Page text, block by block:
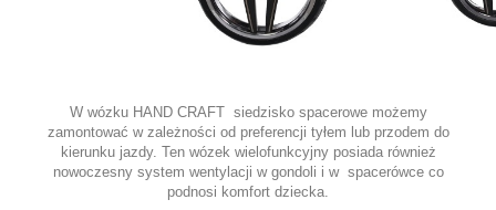
W wózku HAND CRAFT siedzisko spacerowe możemy
zamontować w zależności od preferencji tyłem lub przodem do
kierunku jazdy. Ten wózek wielofunkcyjny posiada również
nowoczesny system wentylacji w gondoli i w spacerówce co
podnosi komfort dziecka.